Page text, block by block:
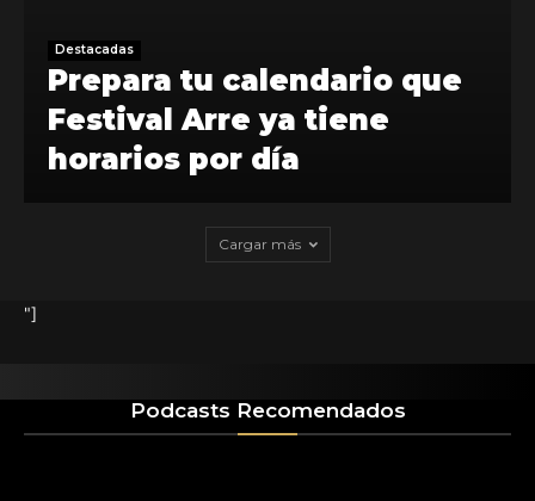
Destacadas
Prepara tu calendario que
Festival Arre ya tiene
horarios por día
Cargar más
"]
Podcasts Recomendados